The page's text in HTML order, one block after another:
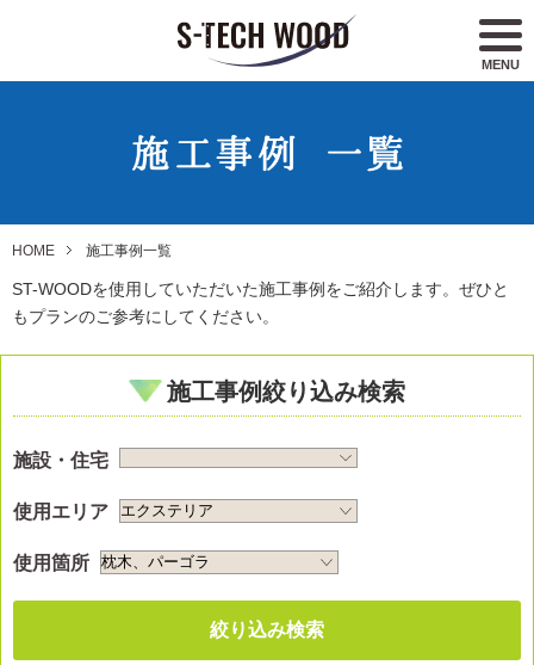
MENU
HOME 施工事例一覧
ST-WOODを使用していただいた施工事例をご紹介します。ぜひと
もプランのご参考にしてください。
施工事例絞り込み検索
施設・住宅
使用エリア
使用箇所
絞り込み検索